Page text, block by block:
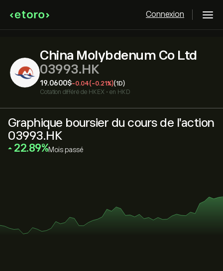
Connexion
China Molybdenum Co Ltd
03993.HK
19.0600‎$‎-0.04(-0.21%)(1D)
Cotation différé de HKEX • en HKD
Graphique boursier du cours de l'action
03993.HK
‎22.89‎ Mois passé